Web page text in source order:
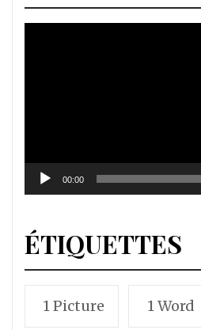
00:00
ÉTIQUETTES
1 Picture 1 Word